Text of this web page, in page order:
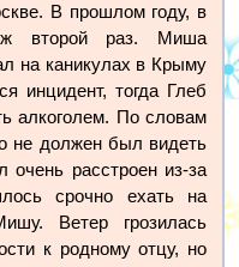
В прошлом году, в
второй раз. Миша
на каникулах в Крыму
инцидент, тогда Глеб
алкоголем. По словам
не должен был видеть
расстроен из-за
срочно ехать на
Ветер грозилась
к родному отцу, но